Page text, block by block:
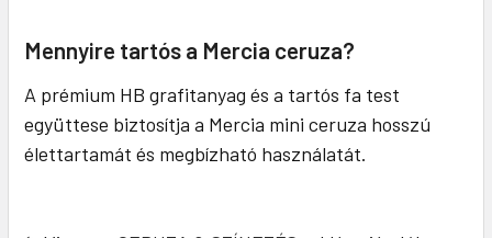
Mennyire tartós a Mercia ceruza?
A prémium HB grafitanyag és a tartós fa test
együttese biztosítja a Mercia mini ceruza hosszú
élettartamát és megbízható használatát.